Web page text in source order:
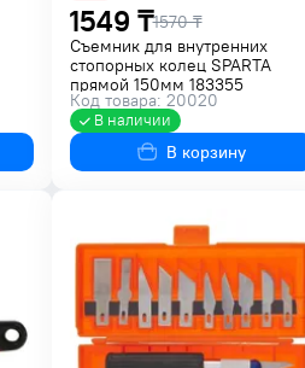
1549 ₸1570 ₸
Съемник для внутренних
стопорных колец SPARTA
прямой 150мм 183355
Код товара: 20020
В наличии
В корзину